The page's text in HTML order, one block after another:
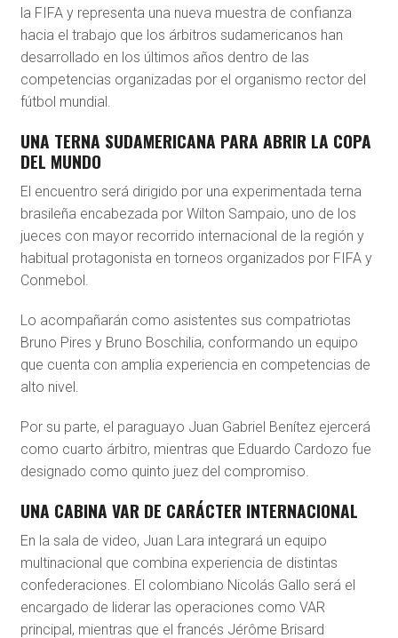
la FIFA y representa una nueva muestra de confianza
hacia el trabajo que los árbitros sudamericanos han
desarrollado en los últimos años dentro de las
competencias organizadas por el organismo rector del
fútbol mundial.
UNA TERNA SUDAMERICANA PARA ABRIR LA COPA
DEL MUNDO
El encuentro será dirigido por una experimentada terna
brasileña encabezada por Wilton Sampaio, uno de los
jueces con mayor recorrido internacional de la región y
habitual protagonista en torneos organizados por FIFA y
Conmebol.
Lo acompañarán como asistentes sus compatriotas
Bruno Pires y Bruno Boschilia, conformando un equipo
que cuenta con amplia experiencia en competencias de
alto nivel.
Por su parte, el paraguayo Juan Gabriel Benítezejercerá
como cuarto árbitro, mientras que Eduardo Cardozo fue
designado como quinto juez del compromiso.
UNA CABINA VAR DE CARÁCTER INTERNACIONAL
En la sala de video, Juan Lara integrará un equipo
multinacional que combina experiencia de distintas
confederaciones. El colombiano Nicolás Gallo será el
encargado de liderar las operaciones como VAR
principal, mientras que el francés Jérôme Brisard